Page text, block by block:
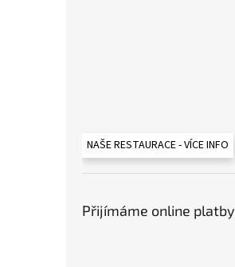
NAŠE RESTAURACE - VÍCE INFO
Přijímáme online platby